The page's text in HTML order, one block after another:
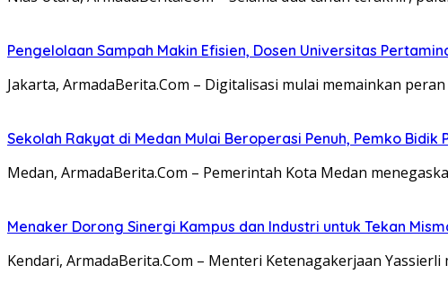
Pengelolaan Sampah Makin Efisien, Dosen Universitas
Jakarta, ArmadaBerita.Com – Digitalisasi mulai memainkan
Sekolah Rakyat di Medan Mulai Beroperasi Penuh, Pemko
Medan, ArmadaBerita.Com – Pemerintah Kota Medan
Menaker Dorong Sinergi Kampus dan Industri untuk Tekan
Kendari, ArmadaBerita.Com – Menteri Ketenagakerjaan